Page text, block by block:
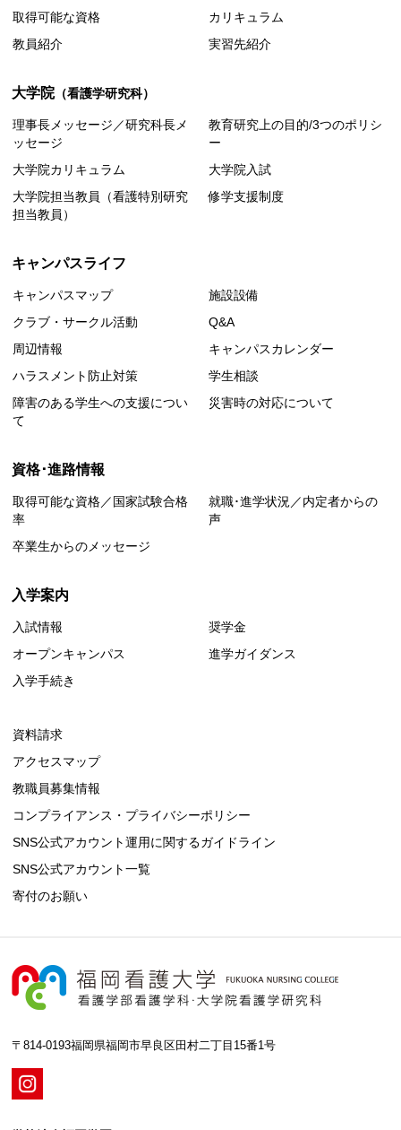
取得可能な資格
カリキュラム
教員紹介
実習先紹介
大学院（看護学研究科）
理事長メッセージ／研究科長メ
ッセージ
教育研究上の目的/3つのポリシ
ー
大学院カリキュラム
大学院入試
大学院担当教員（看護特別研究
担当教員）
修学支援制度
キャンパスライフ
キャンパスマップ
施設設備
クラブ・サークル活動
Q&A
周辺情報
キャンパスカレンダー
ハラスメント防止対策
学生相談
障害のある学生への支援につい
て
災害時の対応について
資格･進路情報
取得可能な資格／国家試験合格
率
就職･進学状況／内定者からの
声
卒業生からのメッセージ
入学案内
入試情報
奨学金
オープンキャンパス
進学ガイダンス
入学手続き
資料請求
アクセスマップ
教職員募集情報
コンプライアンス・プライバシーポリシー
SNS公式アカウント運用に関するガイドライン
SNS公式アカウント一覧
寄付のお願い
〒814-0193福岡県福岡市早良区田村二丁目15番1号